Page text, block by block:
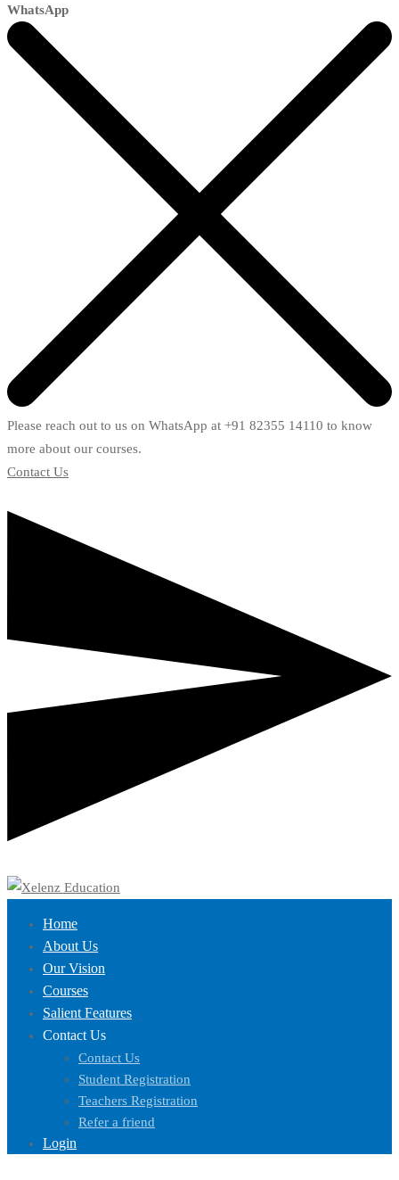
WhatsApp
Please reach out to us on WhatsApp at +91 82355 14110 to know
more about our courses.
Contact Us
Home
About Us
Our Vision
Courses
Salient Features
Contact Us
Contact Us
Student Registration
Teachers Registration
Refer a friend
Login